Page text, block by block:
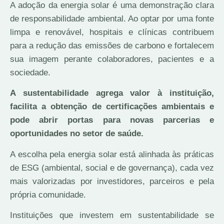
A adoção da energia solar é uma demonstração clara
de responsabilidade ambiental. Ao optar por uma fonte
limpa e renovável, hospitais e clínicas contribuem
para a redução das emissões de carbono e fortalecem
sua imagem perante colaboradores, pacientes e a
sociedade.
A sustentabilidade agrega valor à instituição,
facilita a obtenção de certificações ambientais e
pode abrir portas para novas parcerias e
oportunidades no setor de saúde.
A escolha pela energia solar está alinhada às práticas
de ESG (ambiental, social e de governança), cada vez
mais valorizadas por investidores, parceiros e pela
própria comunidade.
Instituições que investem em sustentabilidade se